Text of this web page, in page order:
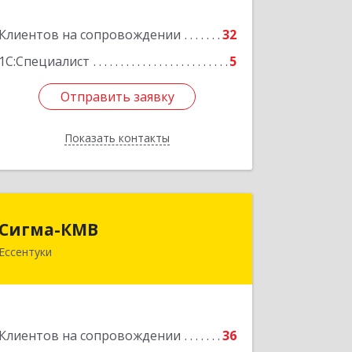
Клиентов на сопровождении
32
1С:Специалист
5
Отправить заявку
Показать контакты
Подробнее
Отправить заявку
Назад
Сигма-КМВ
Ессентуки
Клиентов на сопровождении 36
357600, Ставропольский край,
Подробнее